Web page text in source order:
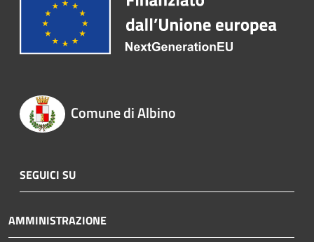
Comune di Albino
SEGUICI SU
AMMINISTRAZIONE